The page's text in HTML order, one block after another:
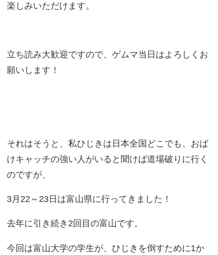
楽しみいただけます。
立ち読み大歓迎ですので、ゲムマ当日はよろしくお
願いします！
それはそうと、私ひじきは日本全国どこでも、おば
けキャッチの強い人がいると聞けば道場破りに行く
のですが、
3月22～23日は富山県に行ってきました！
去年に引き続き2回目の富山です。
今回は富山大学の学生が、ひじきを倒すために1か